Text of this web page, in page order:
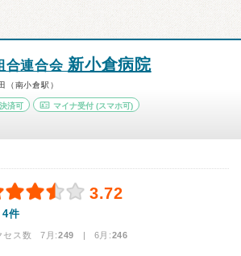
合連合会新小倉病院
（南小倉駅）
済可 マイナ受付 (スマホ可)
3.72
4件
セス数 7月:249 | 6月:246